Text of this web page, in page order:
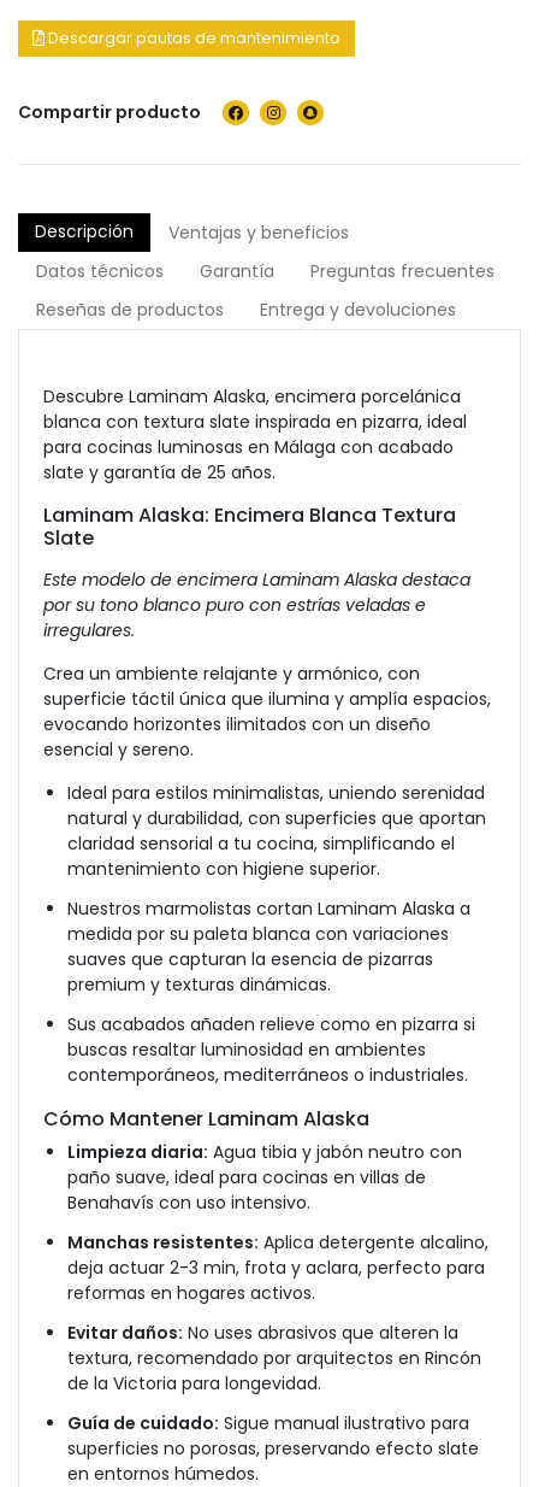
Descargar pautas de mantenimiento
Compartir producto
Descripción
Ventajas y beneficios
Datos técnicos
Garantía
Preguntas frecuentes
Reseñas de productos
Entrega y devoluciones
Descubre Laminam Alaska, encimera porcelánica
blanca con textura slate inspirada en pizarra, ideal
para cocinas luminosas en Málaga con acabado
slate y garantía de 25 años.
Laminam Alaska: Encimera Blanca Textura
Slate
Este modelo de encimera Laminam Alaska destaca
por su tono blanco puro con estrías veladas e
irregulares.
Crea un ambiente relajante y armónico, con
superficie táctil única que ilumina y amplía espacios,
evocando horizontes ilimitados con un diseño
esencial y sereno.
Ideal para estilos minimalistas, uniendo serenidad
natural y durabilidad, con superficies que aportan
claridad sensorial a tu cocina, simplificando el
mantenimiento con higiene superior.
Nuestros marmolistas cortan Laminam Alaska a
medida por su paleta blanca con variaciones
suaves que capturan la esencia de pizarras
premium y texturas dinámicas.
Sus acabados añaden relieve como en pizarra si
buscas resaltar luminosidad en ambientes
contemporáneos, mediterráneos o industriales.
Cómo Mantener Laminam Alaska
Limpieza diaria: Agua tibia y jabón neutro con
paño suave, ideal para cocinas en villas de
Benahavís con uso intensivo.
Manchas resistentes: Aplica detergente alcalino,
deja actuar 2-3 min, frota y aclara, perfecto para
reformas en hogares activos.
Evitar daños: No uses abrasivos que alteren la
textura, recomendado por arquitectos en Rincón
de la Victoria para longevidad.
Guía de cuidado: Sigue manual ilustrativo para
superficies no porosas, preservando efecto slate
en entornos húmedos.